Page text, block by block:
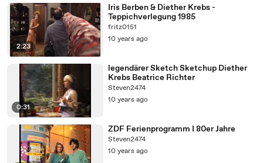
2:23
Iris Berben & Diether Krebs -
Teppichverlegung 1985
fritz0151
10 years ago
0:31
legendärer Sketch Sketchup Diether
Krebs Beatrice Richter
Steven2474
10 years ago
ZDF Ferienprogramm I 80er Jahre
Steven2474
10 years ago